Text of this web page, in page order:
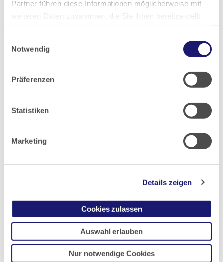
Partner führen diese Informationen möglicherweise mit
haben oder die sie im Rahmen Ihrer Nutzung der Dienste
Notwendig
Präferenzen
Statistiken
Marketing
Details zeigen
Cookies zulassen
Auswahl erlauben
Nur notwendige Cookies
2020
2014
2013